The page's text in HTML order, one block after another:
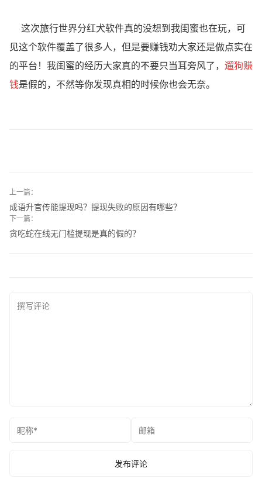
这次旅行世界分红犬软件真的没想到我闺蜜也在玩，可
见这个软件覆盖了很多人，但是要赚钱劝大家还是做点实在
的平台！我闺蜜的经历大家真的不要只当耳旁风了， 遛狗赚
钱是假的，不然等你发现真相的时候你也会无奈。
上一篇：
成语升官传能提现吗？提现失败的原因有哪些？
下一篇：
贪吃蛇在线无门槛提现是真的假的？